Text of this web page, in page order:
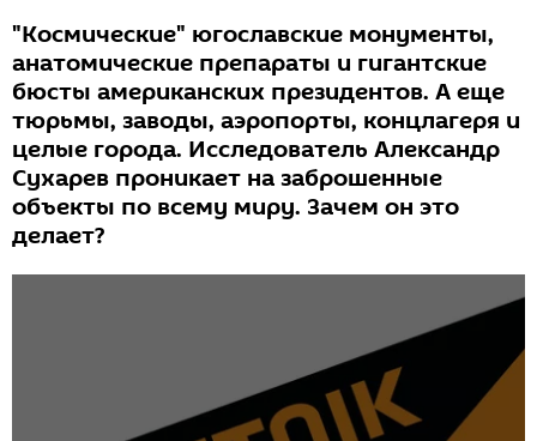
"Космические" югославские монументы,
анатомические препараты и гигантские
бюсты американских президентов. А еще
тюрьмы, заводы, аэропорты, концлагеря и
целые города. Исследователь Александр
Сухарев проникает на заброшенные
объекты по всему миру. Зачем он это
делает?